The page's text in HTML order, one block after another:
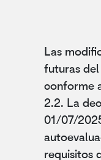
Las
futuras
conforme
2.2. La
01/07/
requisitos